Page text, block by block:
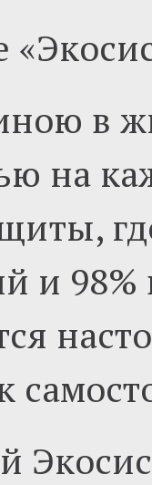
в
на
и